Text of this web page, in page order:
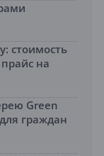
стоимость
на
Green
граждан